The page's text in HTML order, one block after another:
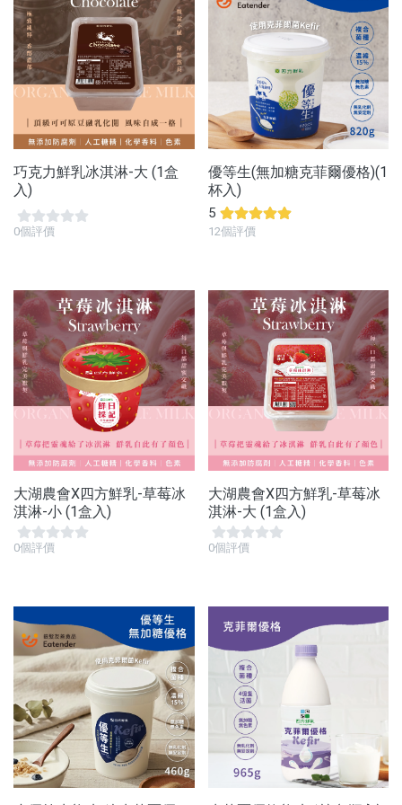
巧克力鮮乳冰淇淋-大 (1盒
入)
0個評價
優等生(無加糖克菲爾優格)(1
杯入)
5
12個評價
大湖農會X四方鮮乳-草莓冰
淇淋-小 (1盒入)
0個評價
大湖農會X四方鮮乳-草莓冰
淇淋-大 (1盒入)
0個評價